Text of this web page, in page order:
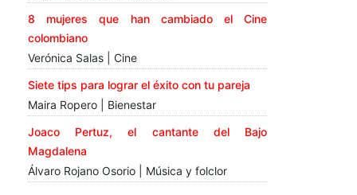
8 mujeres que han cambiado el Cine
colombiano
Verónica Salas | Cine
Siete tips para lograr el éxito con tu pareja
Maira Ropero | Bienestar
Joaco Pertuz, el cantante del Bajo
Magdalena
Álvaro Rojano Osorio | Música y folclor